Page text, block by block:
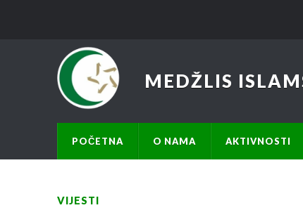
MEDŽLIS
POČETNA O NAMA AKTIVNOSTI
VIJESTI